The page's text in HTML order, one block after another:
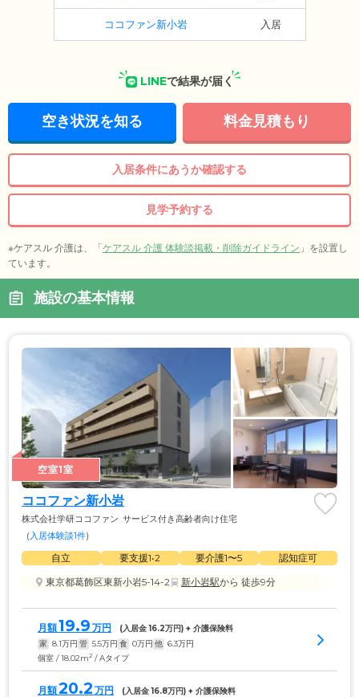
ココファン新小岩 入居
LINEで結果が届く
空き状況を知る 料金見積もり
入居条件にあうか確認する
見学予約する
※ケアスル 介護は、「ケアスル 介護 体験談掲載・削除ガイドライン 」を設置し
ています。
施設の基本情報
空室1室
ココファン新小岩
株式会社学研ココファン サービス付き高齢者向け住宅
(入居体験談1件)
自立 要支援1•2 要介護1〜5
認知症可
東京都葛飾区東新小岩5-14-2
新小岩駅から 徒歩9分
月額19.9 万円 (入居金 16.2万円) + 介護保険料
家 8.1万円 管 5.5万円 食 0万円 他 6.3万円
個室 / 18.02m2 / Aタイプ
月額20.2 万円 (入居金 16.8万円) + 介護保険料